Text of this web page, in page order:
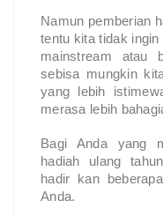
Namun pemberian
tentu kita tidak
mainstream atau
sebisa mungkin
yang lebih
merasa lebih
Bagi Anda yang
hadiah ulang
hadir kan
Anda.